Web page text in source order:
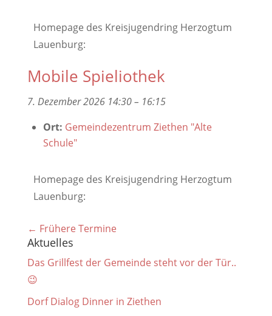
Homepage des Kreisjugendring Herzogtum
Lauenburg:
Mobile Spieliothek
7. Dezember 2026 14:30– 16:15
Ort: Gemeindezentrum Ziethen "Alte
Schule"
Homepage des Kreisjugendring Herzogtum
Lauenburg:
← Frühere Termine
Aktuelles
Das Grillfest der Gemeinde steht vor der Tür..
😉
Dorf Dialog Dinner in Ziethen